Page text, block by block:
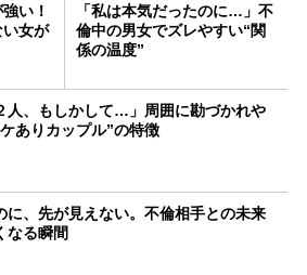
い！
い女が
「私は本気だったのに…」不
倫中の男女でズレやすい“関
係の温度”
人、もしかして…」周囲に勘づかれや
ありカップル”の特徴
に、先が見えない。不倫相手との未来
なる瞬間